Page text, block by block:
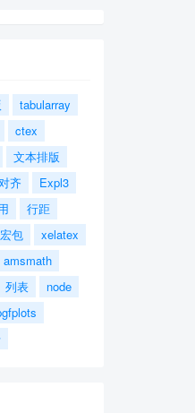
tabularray
ctex
文本排版
齐
Expl3
行距
宏包
xelatex
amsmath
列表
node